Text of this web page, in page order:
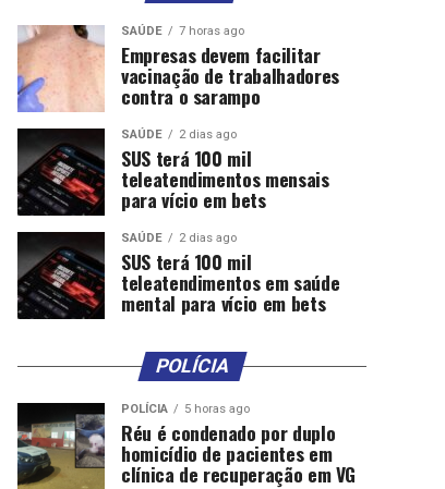
SAÚDE 7 horas ago
Empresas devem facilitar
vacinação de trabalhadores
contra o sarampo
SAÚDE 2 dias ago
SUS terá 100 mil
teleatendimentos mensais
para vício em bets
SAÚDE 2 dias ago
SUS terá 100 mil
teleatendimentos em saúde
mental para vício em bets
POLÍCIA
POLÍCIA 5 horas ago
Réu é condenado por duplo
homicídio de pacientes em
clínica de recuperação em VG